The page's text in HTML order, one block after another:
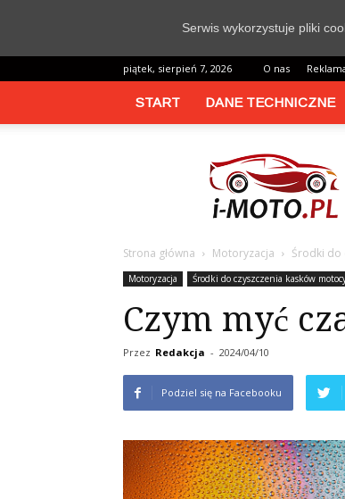
piątek, sierpień 7, 2026 O nas
START DANE TECHNICZNE
moto.pl
Strona główna Motoryzacja Środki do
Motoryzacja Środki do czyszczenia kasków
Czym myć
Przez Redakcja - 2024/04/10
Podziel się na Facebooku
Serwis wykorzystuje pliki